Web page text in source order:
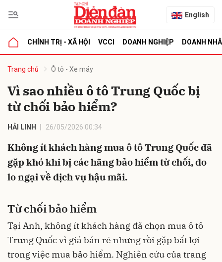
English
CHÍNH TRỊ - XÃ HỘI VCCI DOANH NGHIỆP DOANH
Trang chủ Ô tô - Xe máy
Vì sao nhiều ô tô Trung Quốc bị
từ chối bảo hiểm?
HẢI LINH 26/05/2026 00:34
Không ít khách hàng mua ô tô Trung Quốc đã
gặp khó khi bị các hãng bảo hiểm từ chối, do
lo ngại về dịch vụ hậu mãi.
Từ chối bảo hiểm
Tại Anh, không ít khách hàng đã chọn mua ô tô
Trung Quốc vì giá bán rẻ nhưng rồi gặp bất lợi
trong việc mua bảo hiểm. Nghiên cứu của trang
luận
Hủy